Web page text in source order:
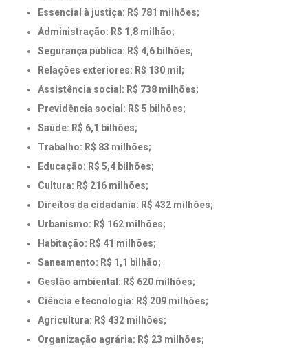
Essencial à justiça: R$ 781 milhões;
Administração: R$ 1,8 milhão;
Segurança pública: R$ 4,6 bilhões;
Relações exteriores: R$ 130 mil;
Assistência social: R$ 738 milhões;
Previdência social: R$ 5 bilhões;
Saúde: R$ 6,1 bilhões;
Trabalho: R$ 83 milhões;
Educação: R$ 5,4 bilhões;
Cultura: R$ 216 milhões;
Direitos da cidadania: R$ 432 milhões;
Urbanismo: R$ 162 milhões;
Habitação: R$ 41 milhões;
Saneamento: R$ 1,1 bilhão;
Gestão ambiental: R$ 620 milhões;
Ciência e tecnologia: R$ 209 milhões;
Agricultura: R$ 432 milhões;
Organização agrária: R$ 23 milhões;